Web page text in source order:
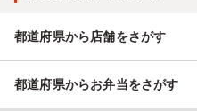
都道府県から店舗をさがす
都道府県からお弁当をさがす